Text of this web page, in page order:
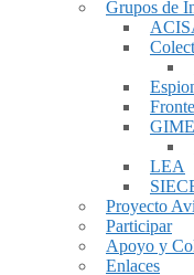
Grupos de
LEA
Proyecto
Participar
Apoyo y
Enlaces